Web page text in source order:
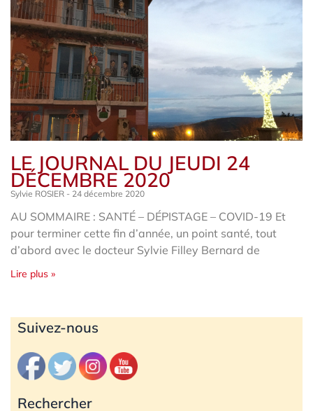
LE JOURNAL DU JEUDI 24
DÉCEMBRE 2020
Sylvie ROSIER 24 décembre 2020
AU SOMMAIRE : SANTÉ – DÉPISTAGE – COVID-19 Et
pour terminer cette fin d’année, un point santé, tout
d’abord avec le docteur Sylvie Filley Bernard de
Lire plus »
Suivez-nous
Rechercher
Archives